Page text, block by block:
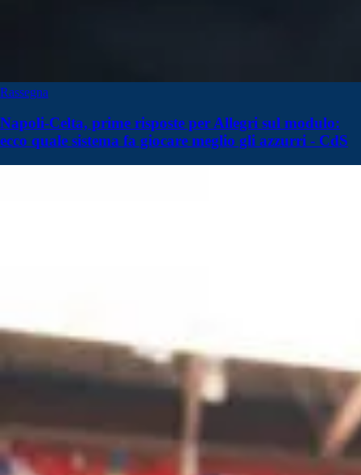
Rassegna
Napoli-Celta, prime risposte per Allegri sul modulo:
ecco quale sistema fa giocare meglio gli azzurri - CdS